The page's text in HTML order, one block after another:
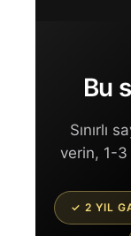
Bu
Sınırlı
verin, 1-
✓ 2 YIL